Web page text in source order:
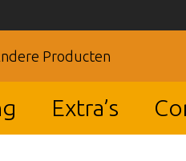
Producten
Extra’s